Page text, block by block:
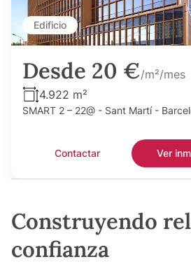
Edificio
Desde 20 €/m²/mes
4.922 m²
SMART 2 – 22@ - Sant Martí -
Contactar Ver
Construyendo
confianza